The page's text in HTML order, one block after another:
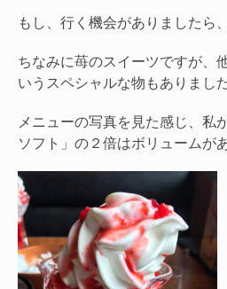
もし、行く機会がありましたら
ちなみに苺のスイーツですが、
いうスペシャルな物もありました
メニューの写真を見た感じ、私
ソフト」の２倍はボリュームが